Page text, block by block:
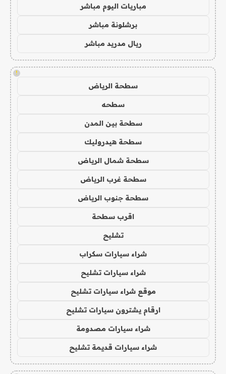
مباريات اليوم مباشر
برشلونة مباشر
ريال مدريد مباشر
!
سطحة الرياض
سطحه
سطحة بين المدن
سطحة هيدروليك
سطحة شمال الرياض
سطحة غرب الرياض
سطحة جنوب الرياض
اقرب سطحة
تشليح
شراء سيارات سكراب
شراء سيارات تشليح
موقع شراء سيارات تشليح
ارقام يشترون سيارات تشليح
شراء سيارات مصدومة
شراء سيارات قديمة تشليح